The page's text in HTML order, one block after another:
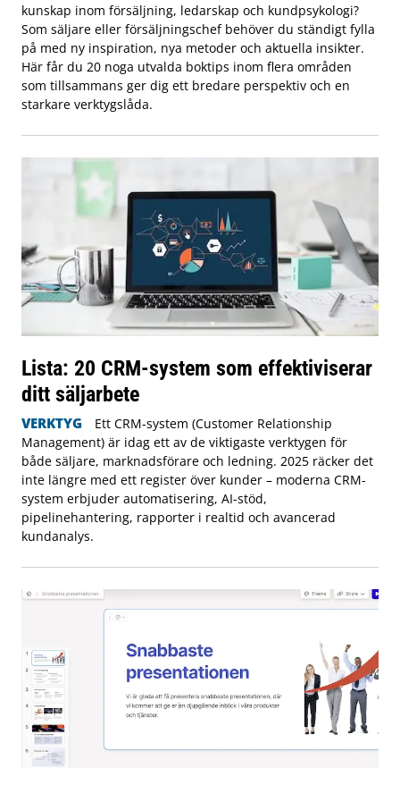
kunskap inom försäljning, ledarskap och kundpsykologi?
Som säljare eller försäljningschef behöver du ständigt fylla
på med ny inspiration, nya metoder och aktuella insikter.
Här får du 20 noga utvalda boktips inom flera områden
som tillsammans ger dig ett bredare perspektiv och en
starkare verktygslåda.
Lista: 20 CRM-system som effektiviserar
ditt säljarbete
VERKTYG
Ett CRM-system (Customer Relationship
Management) är idag ett av de viktigaste verktygen för
både säljare, marknadsförare och ledning. 2025 räcker det
inte längre med ett register över kunder – moderna CRM-
system erbjuder automatisering, AI-stöd,
pipelinehantering, rapporter i realtid och avancerad
kundanalys.